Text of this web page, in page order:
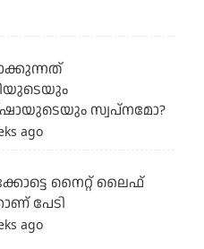
സ്വപ്നമോ?
ago
നൈറ്റ്‌ ലൈഫ്
പേടി
ago